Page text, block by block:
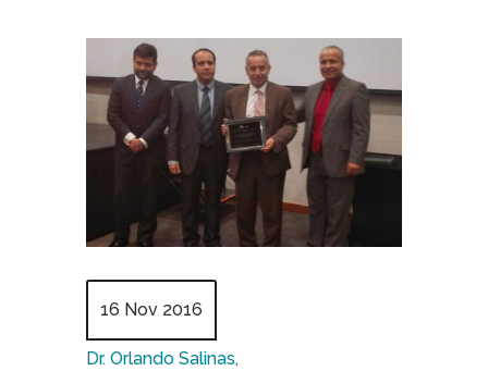
16 Nov 2016
Dr. Orlando Salinas,